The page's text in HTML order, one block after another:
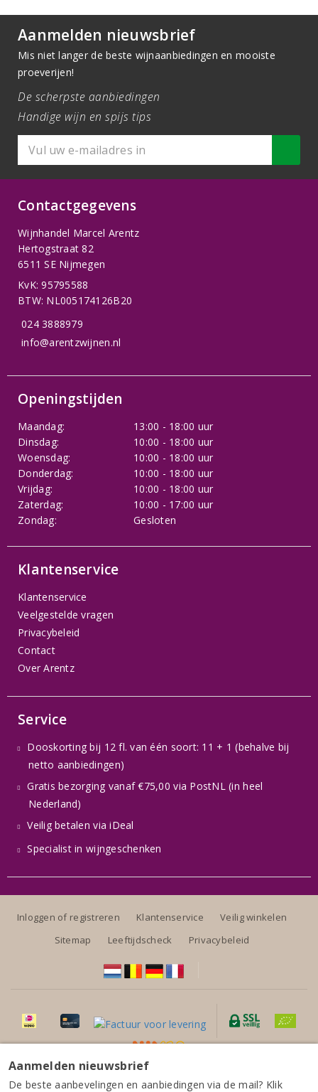
Tenuta delle Terre Nere Etna Rosso Prephylloxera La
Aanmelden nieuwsbrief
Mis niet langer de beste wijnaanbiedingen en mooiste
proeverijen!
De scherpste aanbiedingen
Handige wijn en spijs tips
Contactgegevens
Wijnhandel Marcel Arentz
Hertogstraat 82
6511 SE Nijmegen
KvK: 95795588
BTW: NL005174126B20
024 3888979
info@arentzwijnen.nl
Openingstijden
Maandag:
13:00 - 18:00 uur
Dinsdag:
10:00 - 18:00 uur
Woensdag:
10:00 - 18:00 uur
Donderdag:
10:00 - 18:00 uur
Vrijdag:
10:00 - 18:00 uur
Zaterdag:
10:00 - 17:00 uur
Zondag:
Gesloten
Klantenservice
Klantenservice
Veelgestelde vragen
Privacybeleid
Contact
Over Arentz
Service
Dooskorting bij 12 fl. van één soort: 11 + 1 (behalve bij
netto aanbiedingen)
Gratis bezorging vanaf €75,00 via PostNL (in heel
Nederland)
Veilig betalen via iDeal
Specialist in wijngeschenken
Inloggen of registreren Klantenservice
Veilig winkelen
Sitemap
Leeftijdscheck Privacybeleid
Aanmelden nieuwsbrief
De beste aanbevelingen en aanbiedingen via de mail? Klik